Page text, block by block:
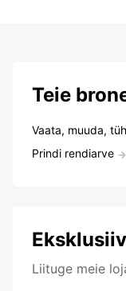
Teie
Vaata, muuda,
Prindi rendiarve
Liituge meie